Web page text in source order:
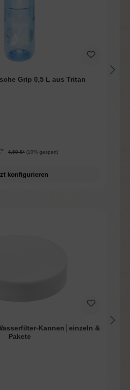
Grip 0,5 L aus Tritan
4,50 €* (10% gespart)
konfigurieren
Kannen│einzeln &
Pakete